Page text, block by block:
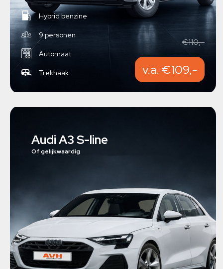
Hybrid benzine
9 personen
Automaat
Trekhaak
€110,-
v.a. €109,-
Audi A3 S-line
Of gelijkwaardig